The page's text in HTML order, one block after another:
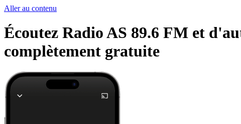
Aller au contenu
Écoutez Radio AS 89.6 FM et
complètement gratuite